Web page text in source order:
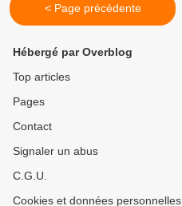
< Page précédente
Hébergé par Overblog
Top articles
Pages
Contact
Signaler un abus
C.G.U.
Cookies et données personnelles